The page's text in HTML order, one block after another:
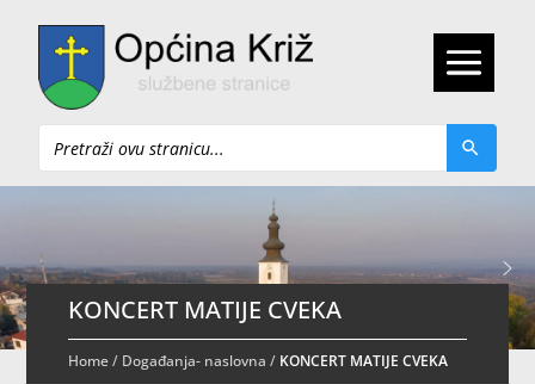
Pretraži
KONCERT MATIJE CVEKA
Home/ Događanja- naslovna / KONCERT MATIJE CVEKA